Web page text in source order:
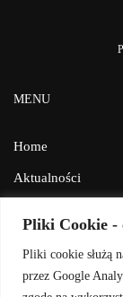
Pliki Cookie -
Pliki cookie służą
przez Google
MENU
Home
Aktualności
Kontakt